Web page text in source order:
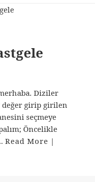
Diziler
değer girip girilen
seçmeye
Öncelikle
Read More |